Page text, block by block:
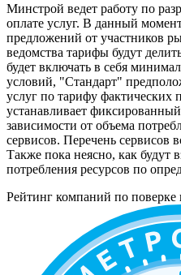
Минстрой ведет работу по
оплате услуг. В данный
предложений от участников
ведомства тарифы будут
будет включать в себя
условий, "Стандарт"
услуг по тарифу
устанавливает
зависимости от объема
сервисов. Перечень сервисов
Также пока неясно, как будут
потребления ресурсов по
Рейтинг компаний по поверке